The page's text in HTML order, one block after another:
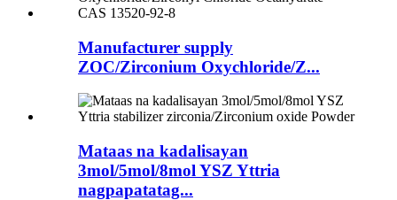
Manufacturer supply
ZOC/Zirconium Oxychloride/Z...
Mataas na kadalisayan
3mol/5mol/8mol YSZ Yttria
nagpapatatag...